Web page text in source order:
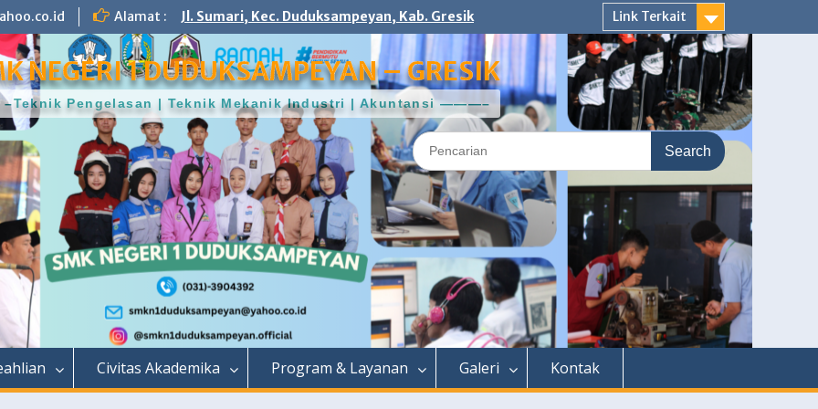
Alamat : Jl. Sumari, Kec. Duduksampeyan, Kab. Gresik Link Terkait
NEGERI 1 DUDUKSAMPEYAN – GRESIK
Pengelasan | Teknik Mekanik Industri | Akuntansi ———–
Search
for:
Civitas Akademika Program & Layanan Galeri Kontak